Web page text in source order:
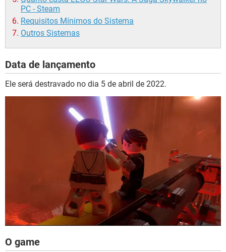
PC - Steam
Requisitos Mínimos do Sistema
Outros Sistemas
Data de lançamento
Ele será destravado no dia 5 de abril de 2022.
O game